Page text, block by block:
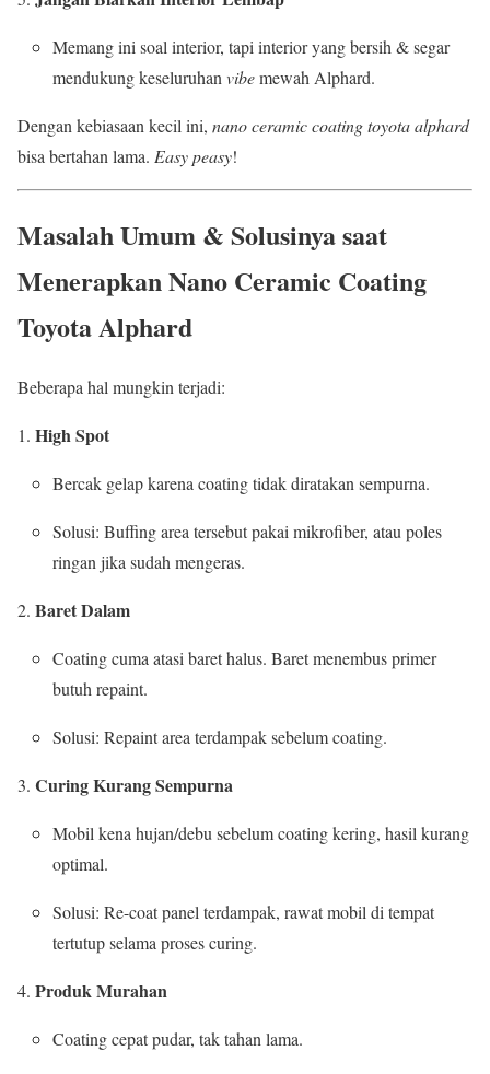
Memang ini soal interior, tapi interior yang bersih & segar
mendukung keseluruhan vibemewah Alphard.
Dengan kebiasaan kecil ini, nano ceramic coating toyota alphard
bisa bertahan lama. Easy peasy!
Masalah Umum & Solusinya saat
Menerapkan Nano Ceramic Coating
Toyota Alphard
Beberapa hal mungkin terjadi:
High Spot
Bercak gelap karena coating tidak diratakan sempurna.
Solusi: Buffing area tersebut pakai mikrofiber, atau poles
ringan jika sudah mengeras.
Baret Dalam
Coating cuma atasi baret halus. Baret menembus primer
butuh repaint.
Solusi: Repaint area terdampak sebelum coating.
Curing Kurang Sempurna
Mobil kena hujan/debu sebelum coating kering, hasil kurang
optimal.
Solusi: Re-coat panel terdampak, rawat mobil di tempat
tertutup selama proses curing.
Produk Murahan
Coating cepat pudar, tak tahan lama.